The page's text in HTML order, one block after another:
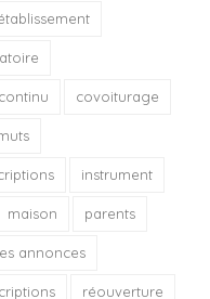
covoiturage
instrument
maison parents
annonces
réouverture